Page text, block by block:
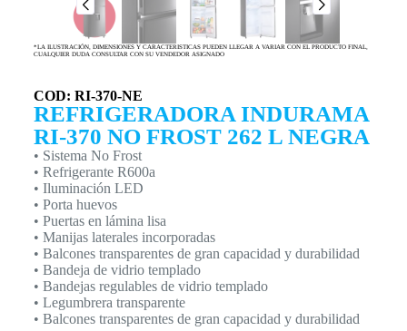
*LA ILUSTRACIÓN, DIMENSIONES Y CARACTERISTICAS PUEDEN LLEGAR A VARIAR CON EL PRODUCTO FINAL,
CUALQUIER DUDA CONSULTAR CON SU VENDEDOR ASIGNADO
COD: RI-370-NE
REFRIGERADORA INDURAMA
RI-370 NO FROST 262 L NEGRA
• Sistema No Frost
• Refrigerante R600a
• Iluminación LED
• Porta huevos
• Puertas en lámina lisa
• Manijas laterales incorporadas
• Balcones transparentes de gran capacidad y durabilidad
• Bandeja de vidrio templado
• Bandejas regulables de vidrio templado
• Legumbrera transparente
• Balcones transparentes de gran capacidad y durabilidad